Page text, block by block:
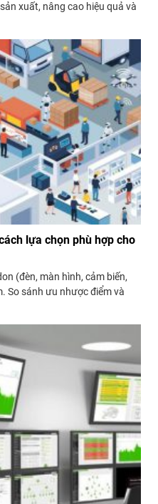
xuất, nâng cao hiệu quả và
lựa chọn phù hợp cho
(đèn, màn hình, cảm biến,
So sánh ưu nhược điểm và